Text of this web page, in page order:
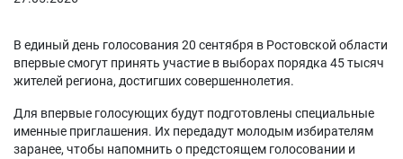
В единый день голосования 20 сентября в Ростовской области
впервые смогут принять участие в выборах порядка 45 тысяч
жителей региона, достигших совершеннолетия.
Для впервые голосующих будут подготовлены специальные
именные приглашения. Их передадут молодым избирателям
заранее, чтобы напомнить о предстоящем голосовании и